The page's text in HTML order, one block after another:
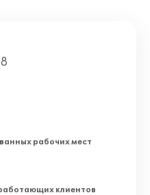
рабочих мест
клиентов